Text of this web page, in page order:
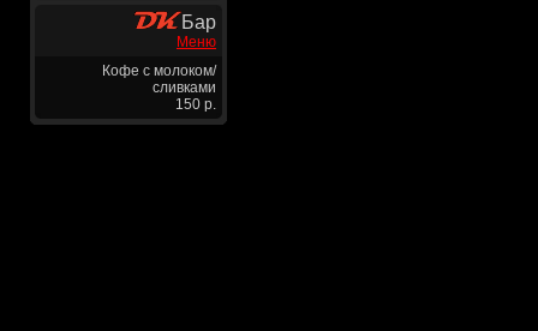
Бар
Меню
Кофе с молоком/
сливками
150 р.